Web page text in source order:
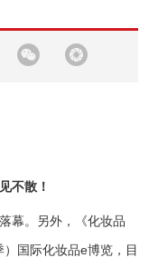
不散！
幕。另外，《化妆品
国际化妆品e博览，目